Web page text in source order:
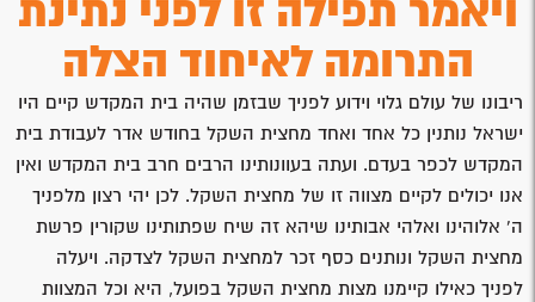
ויאמר תפילה זו לפני נתינת
התרומה לאיחוד הצלה
ריבונו של עולם גלוי וידוע לפניך שבזמן שהיה בית המקדש קיים היו
ישראל נותנין כל אחד ואחד מחצית השקל בחודש אדר לעבודת בית
המקדש לכפר בעדם. ועתה בעוונותינו הרבים חרב בית המקדש ואין
אנו יכולים לקיים מצווה זו של מחצית השקל. לכן יהי רצון מלפניך
ה' אלוהינו ואלהי אבותינו שיהא זה שיח שפתותינו שקורין פרשת
מחצית השקל ונותנים כסף זכר למחצית השקל לצדקה. ויעלה
לפניך כאילו קיימנו מצות מחצית השקל בפועל, היא וכל המצוות